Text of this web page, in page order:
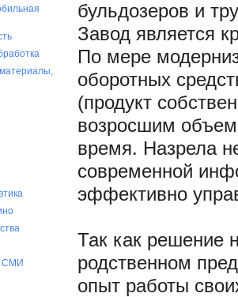
СМИ
бульдозеров и
Завод является
По мере
оборотных
(продукт
возросшим
время. Назрела
современной
эффективно
Так как решение
родственном
опыт работы